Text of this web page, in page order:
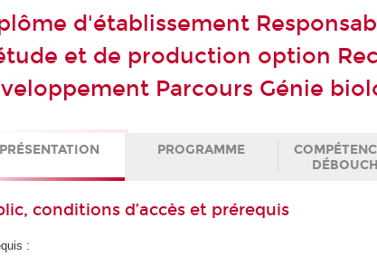
d'établissement
et de production option
Parcours Génie
PRÉSENTATION PROGRAMME
conditions d’accès et prérequis
: